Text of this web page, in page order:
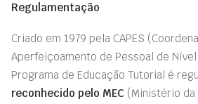
Regulamentação
Criado em 1979 pela CAPES
Aperfeiçoamento de Pessoal de
Programa de Educação Tutorial é
reconhecido pelo MEC (Ministério da